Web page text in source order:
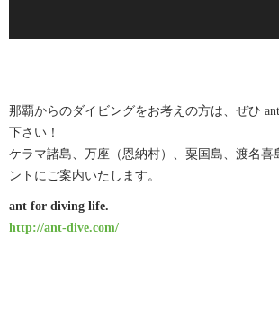
那覇からのダイビングをお考えの方は、ぜひ
下さい！
ケラマ諸島、万座（恩納村）、粟国島、渡名喜
ントにご案内いたします。
ant for diving life.
http://ant-dive.com/